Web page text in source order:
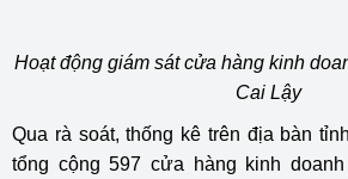
Hoạt động giám sát cửa hàng kinh
Cai Lậy
Qua rà soát, thống kê trên địa bàn
tổng cộng 597 cửa hàng kinh